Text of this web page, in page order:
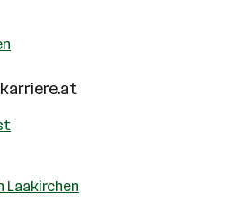
karriere.at
Laakirchen